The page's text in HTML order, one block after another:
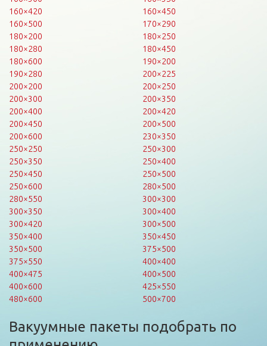
160×420
160×450
160×500
170×290
180×200
180×250
180×280
180×450
180×600
190×200
190×280
200×225
200×200
200×250
200×300
200×350
200×400
200×420
200×450
200×500
200×600
230×350
250×250
250×300
250×350
250×400
250×450
250×500
250×600
280×500
280×550
300×300
300×350
300×400
300×420
300×500
350×400
350×450
350×500
375×500
375×550
400×400
400×475
400×500
400×600
425×550
480×600
500×700
Вакуумные пакеты подобрать по